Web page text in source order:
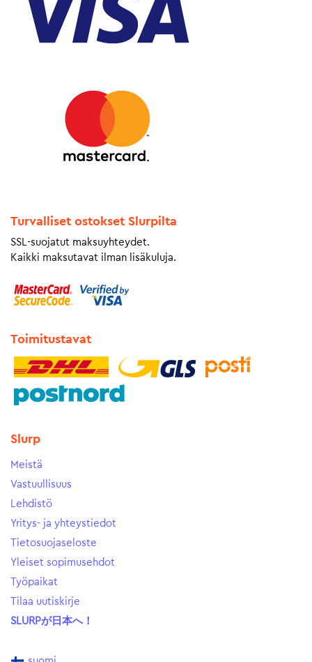
Turvalliset ostokset Slurpilta
SSL-suojatut maksuyhteydet.
Kaikki maksutavat ilman lisäkuluja.
Toimitustavat
Slurp
Meistä
Vastuullisuus
Lehdistö
Yritys- ja yhteystiedot
Tietosuojaseloste
Yleiset sopimusehdot
Työpaikat
Tilaa uutiskirje
SLURPが日本へ！